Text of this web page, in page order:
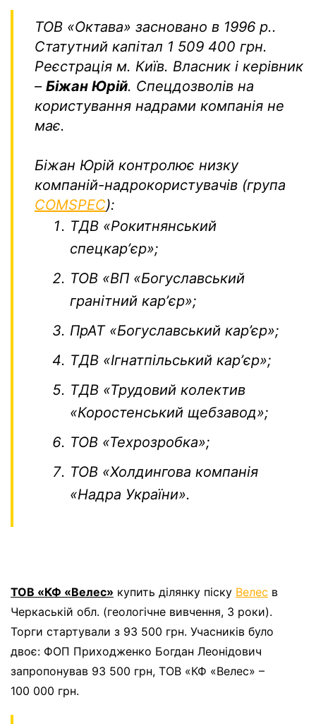
ТОВ «Октава» засновано в 1996 р..
Статутний капітал 1 509 400 грн.
Реєстрація м. Київ. Власник і керівник
– Біжан Юрій. Спецдозволів на
користування надрами компанія не
має.
Біжан Юрій контролює низку
компаній-надрокористувачів (група
COMSPEC):
ТДВ «Рокитнянський
спецкарʼєр»;
ТОВ «ВП «Богуславський
гранітний карʼєр»;
ПрАТ «Богуславський кар’єр»;
ТДВ «Ігнатпільський карʼєр»;
ТДВ «Трудовий колектив
«Коростенський щебзавод»;
ТОВ «Техрозробка»;
ТОВ «Холдингова компанія
«Надра України».
ТОВ «КФ «Велес» купить ділянку піску Велес в
Черкаській обл. (геологічне вивчення, 3 роки).
Торги стартували з 93 500 грн. Учасників було
двоє: ФОП Приходженко Богдан Леонідович
запропонував 93 500 грн, ТОВ «КФ «Велес» –
100 000 грн.